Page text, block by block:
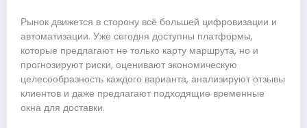
Рынок движется в сторону всё большей цифровизации и
автоматизации. Уже сегодня доступны платформы,
которые предлагают не только карту маршрута, но и
прогнозируют риски, оценивают экономическую
целесообразность каждого варианта, анализируют отзывы
клиентов и даже предлагают подходящие временные
окна для доставки.